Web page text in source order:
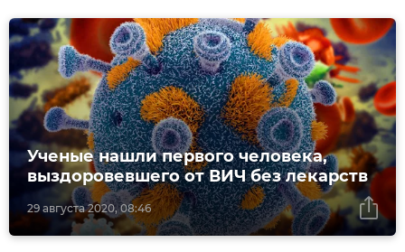
29 августа 2020, 08:46
Ученые нашли первого человека,
выздоровевшего от ВИЧ без лекарств